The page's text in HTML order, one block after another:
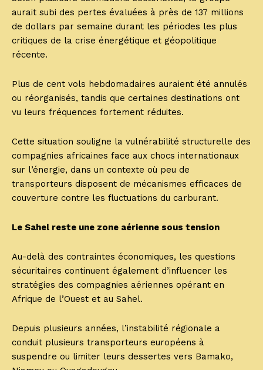
aurait subi des pertes évaluées à près de 137 millions
de dollars par semaine durant les périodes les plus
critiques de la crise énergétique et géopolitique
récente.
Plus de cent vols hebdomadaires auraient été annulés
ou réorganisés, tandis que certaines destinations ont
vu leurs fréquences fortement réduites.
Cette situation souligne la vulnérabilité structurelle des
compagnies africaines face aux chocs internationaux
sur l’énergie, dans un contexte où peu de
transporteurs disposent de mécanismes efficaces de
couverture contre les fluctuations du carburant.
Le Sahel reste une zone aérienne sous tension
Au-delà des contraintes économiques, les questions
sécuritaires continuent également d’influencer les
stratégies des compagnies aériennes opérant en
Afrique de l’Ouest et au Sahel.
Depuis plusieurs années, l’instabilité régionale a
conduit plusieurs transporteurs européens à
suspendre ou limiter leurs dessertes vers Bamako,